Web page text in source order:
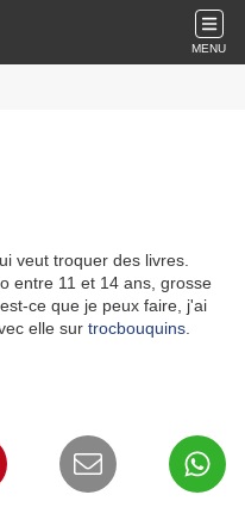
MENU
veut troquer des livres.
entre 11 et 14 ans, grosse
ce que je peux faire, j'ai
elle sur trocbouquins